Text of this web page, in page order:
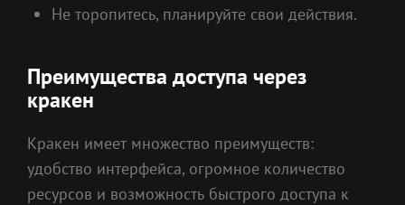
Не торопитесь, планируйте свои действия.
Преимущества доступа через
кракен
Кракен имеет множество преимуществ:
удобство интерфейса, огромное количество
ресурсов и возможность быстрого доступа к